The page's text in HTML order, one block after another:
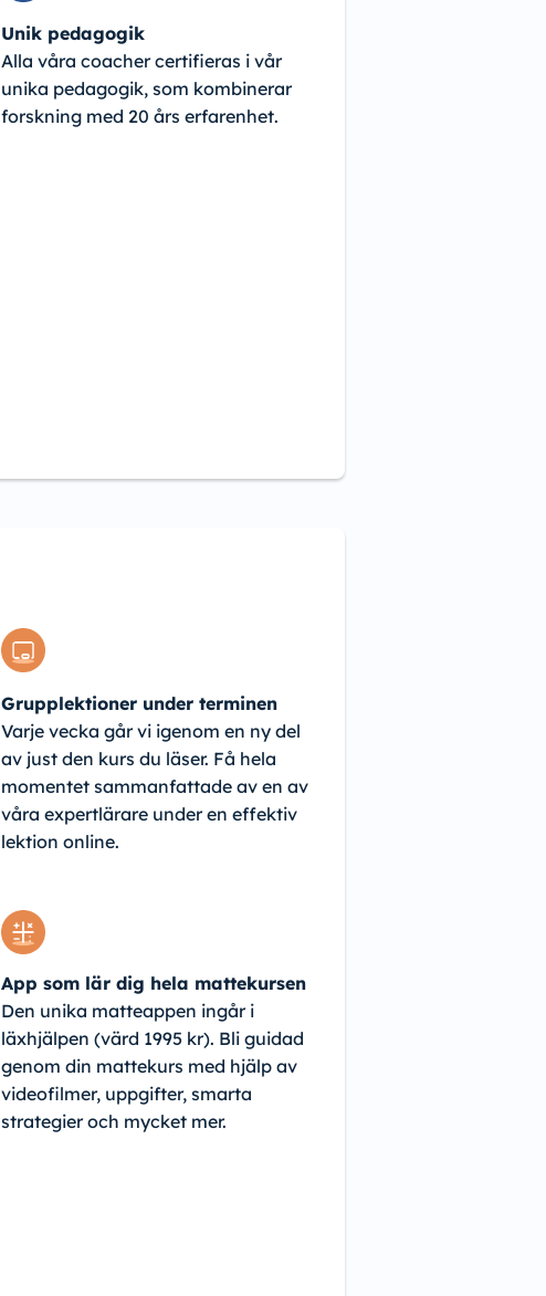
Unik pedagogik
Alla våra coacher certifieras i vår
unika pedagogik, som kombinerar
forskning med 20 års erfarenhet.
Grupplektioner under terminen
Varje vecka går vi igenom en ny del
av just den kurs du läser. Få hela
momentet sammanfattade av en av
våra expertlärare under en effektiv
lektion online.
App som lär dig hela mattekursen
Den unika matteappen ingår i
läxhjälpen (värd 1995 kr). Bli guidad
genom din mattekurs med hjälp av
videofilmer, uppgifter, smarta
strategier och mycket mer.